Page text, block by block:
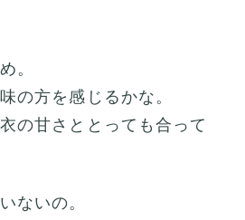
。
の方を感じるかな。
の甘さととっても合って
ないの。